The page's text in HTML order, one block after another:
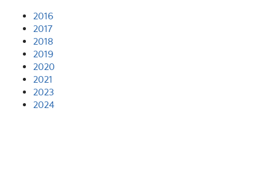
2016
2017
2018
2019
2020
2021
2023
2024